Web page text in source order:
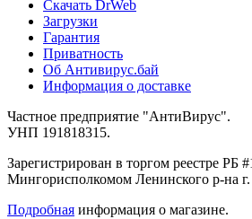
Cкачать DrWeb
Загрузки
Гарантия
Приватность
Об Антивирус.бай
Информация о доставке
Частное предприятие "АнтиВирус".
УНП 191818315.
Зарегистрирован в торгом реестре РБ
Мингорисполкомом Ленинского р-на
Подробная информация о магазине.